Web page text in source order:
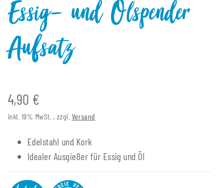
Essig- und Ölspender
Aufsatz
4,90 €
inkl. 19% MwSt. , zzgl. Versand
Edelstahl und Kork
Idealer Ausgießer für Essig und Öl